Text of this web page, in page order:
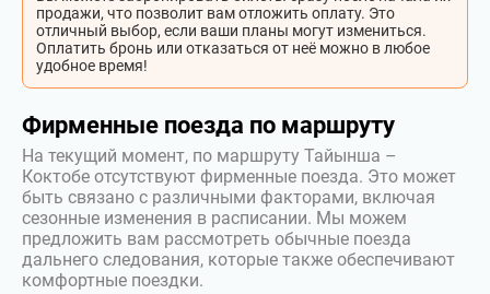
продажи, что позволит вам отложить оплату. Это
отличный выбор, если ваши планы могут измениться.
Оплатить бронь или отказаться от неё можно в любое
удобное время!
Фирменные поезда по маршруту
На текущий момент, по маршруту Тайынша –
Коктобе отсутствуют фирменные поезда. Это может
быть связано с различными факторами, включая
сезонные изменения в расписании. Мы можем
предложить вам рассмотреть обычные поезда
дальнего следования, которые также обеспечивают
комфортные поездки.